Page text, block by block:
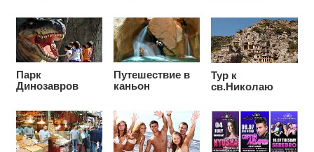
Парк
Динозавров
Путешествие в
каньон
Тур к
св.Николаю